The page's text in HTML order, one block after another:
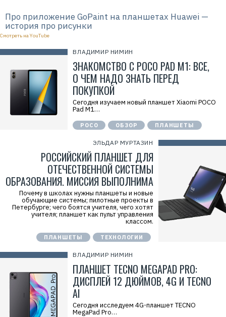
ВЛАДИМИР НИМИН
ЗНАКОМСТВО С POCO PAD M1: ВСЕ,
О ЧЕМ НАДО ЗНАТЬ ПЕРЕД
ПОКУПКОЙ
Сегодня изучаем новый планшет Xiaomi POCO
Pad M1…
POCO ОБЗОР ПЛАНШЕТЫ
ЭЛЬДАР МУРТАЗИН
РОССИЙСКИЙ ПЛАНШЕТ ДЛЯ
ОТЕЧЕСТВЕННОЙ СИСТЕМЫ
ОБРАЗОВАНИЯ. МИССИЯ ВЫПОЛНИМА
Почему в школах нужны планшеты и новые
обучающие системы; пилотные проекты в
Петербурге; чего боятся учителя, чего хотят
учителя; планшет как пульт управления
классом.
ПЛАНШЕТЫ ТЕХНОЛОГИИ
ВЛАДИМИР НИМИН
ПЛАНШЕТ TECNO MEGAPAD PRO:
ДИСПЛЕЙ 12 ДЮЙМОВ, 4G И TECNO
AI
Сегодня исследуем 4G-планшет TECNO
MegaPad Pro…
Р
е
л
а
м
а
.
E
r
i
d
=
2
V
n
x
p
Z
k
m
к
Про приложение GoPaint на планшетах Huawei —
история про рисунки
Смотреть на YouTube